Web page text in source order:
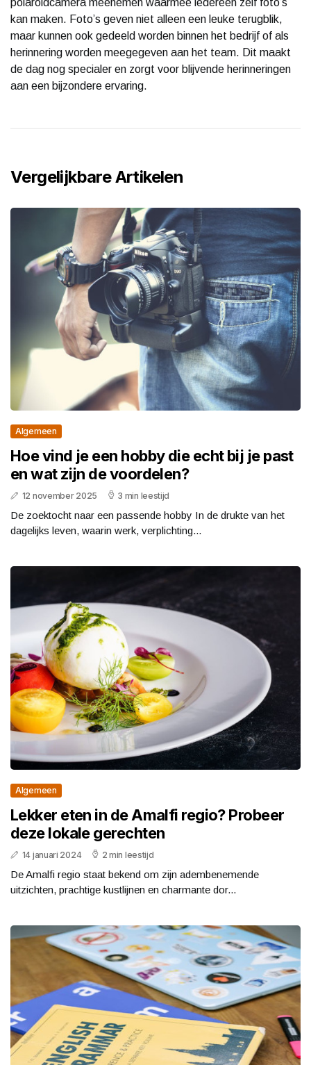
kan maken. Foto’s geven niet alleen een leuke terugblik,
maar kunnen ook gedeeld worden binnen het bedrijf of als
herinnering worden meegegeven aan het team. Dit maakt
de dag nog specialer en zorgt voor blijvende herinneringen
aan een bijzondere ervaring.
Vergelijkbare Artikelen
Algemeen
Hoe vind je een hobby die echt bij je past
en wat zijn de voordelen?
12 november 2025 3 min leestijd
De zoektocht naar een passende hobby In de drukte van het
dagelijks leven, waarin werk, verplichting...
Algemeen
Lekker eten in de Amalfi regio? Probeer
deze lokale gerechten
14 januari 2024 2 min leestijd
De Amalfi regio staat bekend om zijn adembenemende
uitzichten, prachtige kustlijnen en charmante dor...